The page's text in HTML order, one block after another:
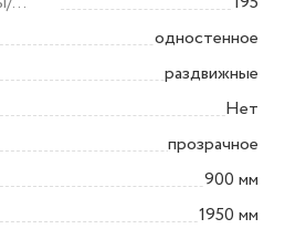
одностенное
раздвижные
Нет
прозрачное
900 мм
1950 мм